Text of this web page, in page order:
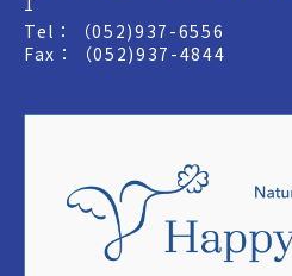
Tel：（052)937-6556
Fax：（052)937-4844